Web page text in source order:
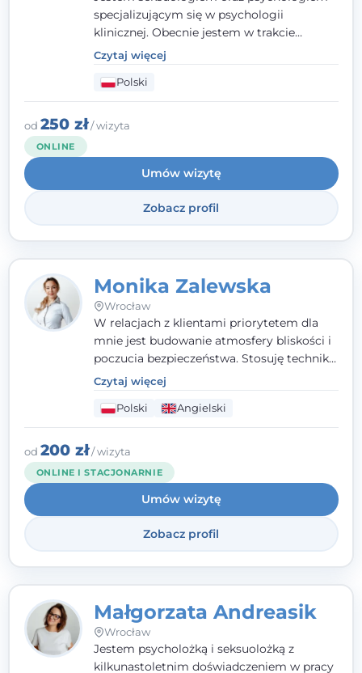
specjalizującym się w psychologii
klinicznej. Obecnie jestem w trakcie
szkolenia na psychoterapeutę
systemowego. Posiadam status członka
nadzwyczajnego Wielkopolskiego
TowarzystwaTerapii Systemowejoraz
należę do Polskiego Towarzystwa
pierwszym miejscu stawiam budowanie
atmosfery bezpieczeństwa i zrozumienia w
relacjach z Klientami. Istotna dla nie jest
również koncentracja na dostępnych
zasobach.
Czytaj więcej
Polski
od 250 zł/ wizyta
ONLINE
Umów wizytę
Zobacz profil
Monika Zalewska
Wrocław
W relacjach z klientami priorytetem dla
mnie jest budowanie atmosfery bliskości i
poczucia bezpieczeństwa. Stosuję techniki
poznawczo-behawioralne oraz metody,
które koncentrują się na rozwiązaniach
(TSR). Te polegają na osiąganiu
zamierzonych celów (doprowadzeniu do
rozwiązania trudnych sytuacji) poprzez
identyfikowanie i wzmacnianie zasobów
oraz mocnych stron klienta. W swojej
pracy korzystam także z metod dialogu
motywacyjnego itreningu uważności.
Czytaj więcej
Polski Angielski
od 200 zł/ wizyta
ONLINE I STACJONARNIE
Umów wizytę
Zobacz profil
Małgorzata Andreasik
Wrocław
Jestem psycholożką i seksuolożką z
kilkunastoletnim doświadczeniem w pracy